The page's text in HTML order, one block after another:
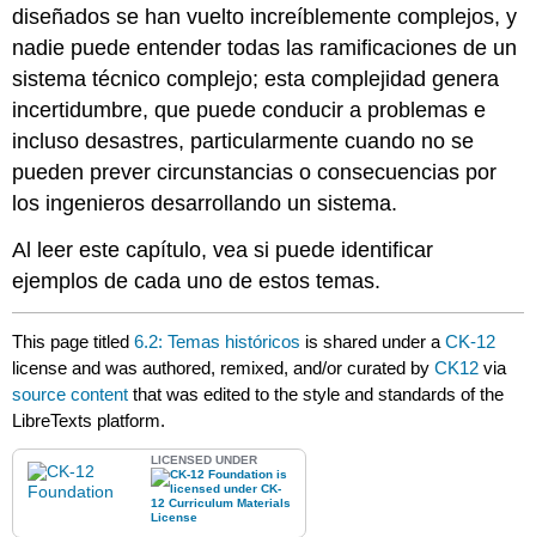
diseñados se han vuelto increíblemente complejos, y
nadie puede entender todas las ramificaciones de un
sistema técnico complejo; esta complejidad genera
incertidumbre, que puede conducir a problemas e
incluso desastres, particularmente cuando no se
pueden prever circunstancias o consecuencias por
los ingenieros desarrollando un sistema.
Al leer este capítulo, vea si puede identificar
ejemplos de cada uno de estos temas.
This page titled6.2: Temas históricos is shared under aCK-12
license and was authored, remixed, and/or curated byCK12 via
source content that was edited to the style and standards of the
LibreTexts platform.
LICENSED UNDER